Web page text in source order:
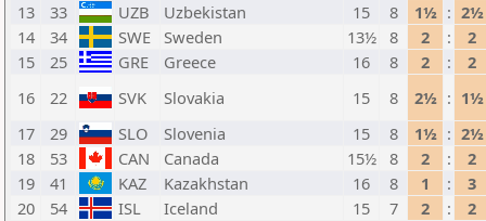
13
33 UZB Uzbekistan 15 8 1½ : 2½
14
34 SWE Sweden 13½ 8 2 :
2
15
25 GRE Greece 16 8 2 :
2
16
22 SVK Slovakia 15 8 2½ : 1½
17
29 SLO Slovenia 15 8 1½ : 2½
18
53 CAN Canada 15½ 8 2 :
2
19
41 KAZ Kazakhstan 16 8 1 :
3
20
54 ISL Iceland 15 7 2 :
2